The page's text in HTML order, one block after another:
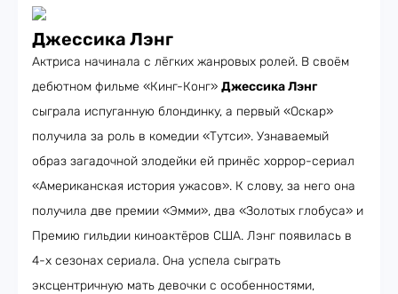
Джессика Лэнг
Актриса начинала с лёгких жанровых ролей. В своём
дебютном фильме «Кинг-Конг» Джессика Лэнг
сыграла испуганную блондинку, а первый «Оскар»
получила за роль в комедии «Тутси». Узнаваемый
образ загадочной злодейки ей принёс хоррор-сериал
«Американская история ужасов». К слову, за него она
получила две премии «Эмми», два «Золотых глобуса» и
Премию гильдии киноактёров США. Лэнг появилась в
4-х сезонах сериала. Она успела сыграть
эксцентричную мать девочки с особенностями,